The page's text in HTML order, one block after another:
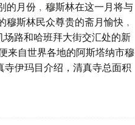
的月份﹐穆斯林在这一月将与
斯林民众尊贵的斋月愉快﹐
路和哈班拜大街交汇处的新
来自世界各地的阿斯塔纳市穆
伊玛目介绍，清真寺总面积